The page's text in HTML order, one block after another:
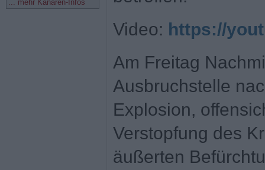
... mehr Kanaren-Infos
Video: https://
Am Freitag
Ausbruchstelle
Explosion,
Verstopfung des
äußerten